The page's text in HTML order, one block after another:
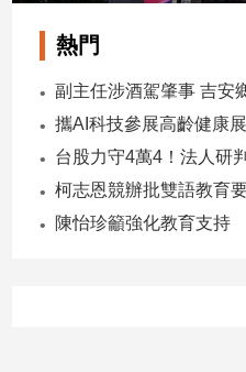
作
媒
體
投
稿
熱門
陳怡珍籲強化教育支持